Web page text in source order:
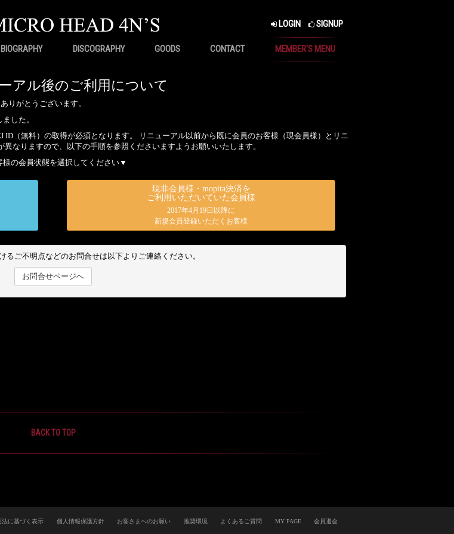
LOGIN SIGNUP
BIOGRAPHY DISCOGRAPHY GOODS CONTACT MEMBER'S MENU
アル後のご利用について
りがとうございます。
した。
（無料）の取得が必須となります。 リニューアル以前から既に会員のお客様（現会員様）とリニ
なりますので、以下の手順を参照くださいますようお願いいたします。
の会員状態を選択してください▼
現非会員様・mopita決済を
ご利用いただいていた会員様
2017年4月19日以降に
新規会員登録いただくお客様
るご不明点などのお問合せは以下よりご連絡ください。
お問合せページへ
BACK TO TOP
法に基づく表示 個人情報保護方針 お客さまへのお願い 推奨環境 よくあるご質問 MY PAGE 会員退会